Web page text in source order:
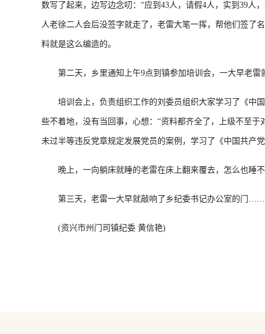
数写了起来，边写边念叨：“应到43人，请假4人，实到39人
人老徐二人会后没签字就走了，老雷大笔一挥，帮他们签了
料就是这么编造的。
第二天，乡里通知上午9点到镇参加培训会，一大早老雷
培训会上，负责组织工作的刘委员组织大家学习了《中国
些不着地，没有当回事，心想：“资料都齐全了，上级不至
未过半等违反党章规定发展党员的案例，学习了《中国共
晚上，一向躺床就睡的老雷在床上翻来覆去，怎么也睡
第三天，老雷一大早就敲响了乡纪委书记办公室的门……
(资兴市州门司镇纪委 黄信艳)